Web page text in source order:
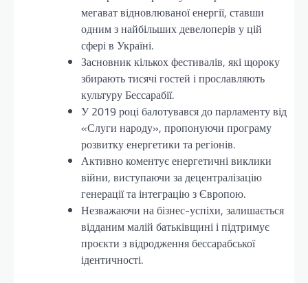
мегават відновлюваної енергії, ставши
одним з найбільших девелоперів у цій
сфері в Україні.
Засновник кількох фестивалів, які щороку
збирають тисячі гостей і прославляють
культуру Бессарабії.
У 2019 році балотувався до парламенту від
«Слуги народу», пропонуючи програму
розвитку енергетики та регіонів.
Активно коментує енергетичні виклики
війни, виступаючи за децентралізацію
генерації та інтеграцію з Європою.
Незважаючи на бізнес-успіхи, залишається
відданим малій батьківщині і підтримує
проєкти з відродження бессарабської
ідентичності.